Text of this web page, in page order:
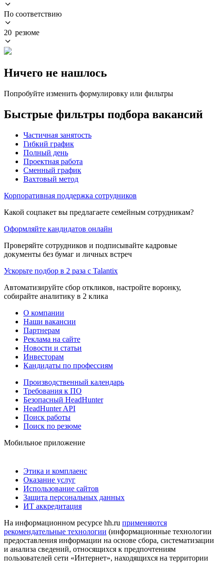
По соответствию
20 резюме
Ничего не нашлось
Попробуйте изменить формулировку или фильтры
Быстрые фильтры подбора вакансий
Частичная занятость
Гибкий график
Полный день
Проектная работа
Сменный график
Вахтовый метод
Корпоративная поддержка сотрудников
Какой соцпакет вы предлагаете семейным сотрудникам?
Оформляйте кандидатов онлайн
Проверяйте сотрудников и подписывайте кадровые
документы без бумаг и личных встреч
Ускорьте подбор в 2 раза с Talantix
Автоматизируйте сбор откликов, настройте воронку,
собирайте аналитику в 2 клика
О компании
Наши вакансии
Партнерам
Реклама на сайте
Новости и статьи
Инвесторам
Кандидаты по профессиям
Производственный календарь
Требования к ПО
Безопасный HeadHunter
HeadHunter API
Поиск работы
Поиск по резюме
Мобильное приложение
Этика и комплаенс
Оказание услуг
Использование сайтов
Защита персональных данных
ИТ аккредитация
На информационном ресурсе hh.ru применяются
рекомендательные технологии (информационные технологии
предоставления информации на основе сбора, систематизации
и анализа сведений, относящихся к предпочтениям
пользователей сети «Интернет», находящихся на территории